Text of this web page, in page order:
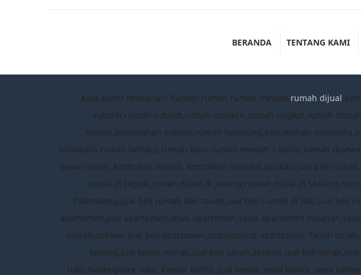
BERANDA TENTANG KAMI
Kata Kunci Pencarian: Rumah rumah,rumah mewah,rumah dijual
subsidi,rumah subsidi,rumah modern,rumah tingkat,rumah
murah,perumahan syariah,rumah kampung,perumahan
minimalis,rumah lantai 2,rumah baru,rumah mewah 2 lantai,rumah
sewa rumah, kontrakan murah, kontrakan terdekat,aplikasi jual beli
dijual di Depok,rumah dijual di Jakarta,rumah dijual di
Palembang,jual beli rumah dan tanah,jual beli rumah di Bali,jual beli
apartemen,jual apartemen,sewa apartemen,sewa apartemen
murah,aplikasi jual beli apartemen,marketplace apartemen. Tanah
kavling,jual tanah murah,jual beli tanah,aplikasi jual beli
ruko,marketplace ruko. Kantor kantor,jual kantor,sewa kantor,sewa